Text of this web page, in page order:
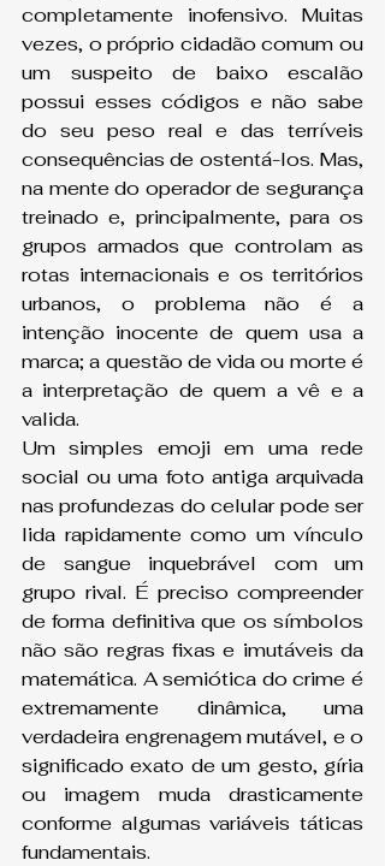
completamente inofensivo. Muitas
vezes, o próprio cidadão comum ou
um suspeito de baixo escalão
possui esses códigos e não sabe
do seu peso real e das terríveis
consequências de ostentá-los. Mas,
na mente do operador de segurança
treinado e, principalmente, para os
grupos armados que controlam as
rotas internacionais e os territórios
urbanos, o problema não é a
intenção inocente de quem usa a
marca; a questão de vida ou morte é
a interpretação de quem a vê e a
valida.
Um simples emoji em uma rede
social ou uma foto antiga arquivada
nas profundezas do celular pode ser
lida rapidamente como um vínculo
de sangue inquebrável com um
grupo rival. É preciso compreender
de forma definitiva que os símbolos
não são regras fixas e imutáveis da
matemática. A semiótica do crime é
extremamente dinâmica, uma
verdadeira engrenagem mutável, e o
significado exato de um gesto, gíria
ou imagem muda drasticamente
conforme algumas variáveis táticas
fundamentais.